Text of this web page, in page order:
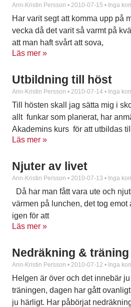
Ann-Kristin Persson 2010-07-15 Inga
Har varit segt att komma upp på
vecka då det varit så varmt på
att man haft svårt att sova,
Läs mer »
Utbildning till höst
Ann-Kristin Persson 2010-07-14 Inga
Till hösten skall jag sätta mig i
allt funkar som planerat, har
Akademins kurs för att utbildas till
Läs mer »
Njuter av livet
Ann-Kristin Persson 2010-07-13 Inga
Då har man fått vara ute och
värmen på lunchen, det tog emot
igen för att
Läs mer »
Nedräkning & träning
Ann-Kristin Persson 2010-07-12 Inga
Helgen är över och det innebär ju
träningen, dagen har gått
ju härligt. Har påbörjat